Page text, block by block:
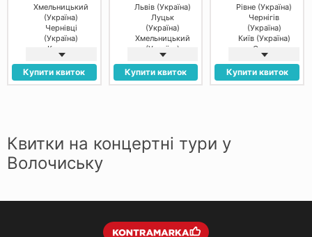
Хмельницький
(Україна)
Чернівці
(Україна)
Косино
(Україна)
Купити квиток
Львів (Україна)
Луцьк
(Україна)
Хмельницький
(Україна)
Вінниця
(Україна)
Купити квиток
Рівне (Україна)
Чернігів
(Україна)
Київ (Україна)
Одеса
(Україна)
Дніпро
(Україна)
Купити квиток
Квитки на концертні тури у
Волочиську